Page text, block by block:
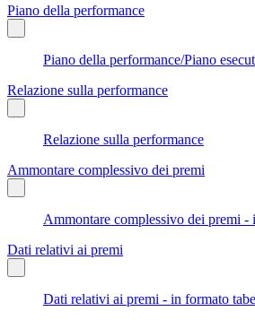
Piano della performance
Piano della performance/Piano
Relazione sulla performance
Relazione sulla performance
Ammontare complessivo dei premi
Ammontare complessivo dei premi -
Dati relativi ai premi
Dati relativi ai premi - in formato